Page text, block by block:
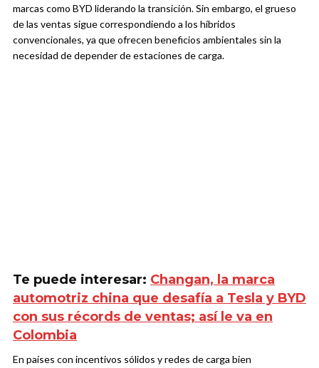
marcas como BYD liderando la transición. Sin embargo, el grueso
de las ventas sigue correspondiendo a los híbridos
convencionales, ya que ofrecen beneficios ambientales sin la
necesidad de depender de estaciones de carga.
Te puede interesar: Changan, la marca
automotriz china que desafía a Tesla y BYD
con sus récords de ventas; así le va en
Colombia
En países con incentivos sólidos y redes de carga bien